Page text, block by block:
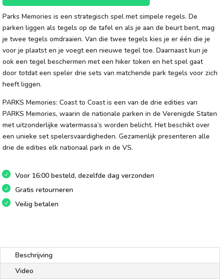
Parks Memories is een strategisch spel met simpele regels. De
parken liggen als tegels op de tafel en als je aan de beurt bent, mag
je twee tegels omdraaien. Van die twee tegels kies je er één die je
voor je plaatst en je voegt een nieuwe tegel toe. Daarnaast kun je
ook een tegel beschermen met een hiker token en het spel gaat
door totdat een speler drie sets van matchende park tegels voor zich
heeft liggen.
PARKS Memories: Coast to Coast is een van de drie edities van
PARKS Memories, waarin de nationale parken in de Verenigde Staten
met uitzonderlijke watermassa’s worden belicht. Het beschikt over
een unieke set spelersvaardigheden. Gezamenlijk presenteren alle
drie de edities elk nationaal park in de VS.
Voor 16:00 besteld, dezelfde dag verzonden
Gratis retourneren
Veilig betalen
Beschrijving
Video